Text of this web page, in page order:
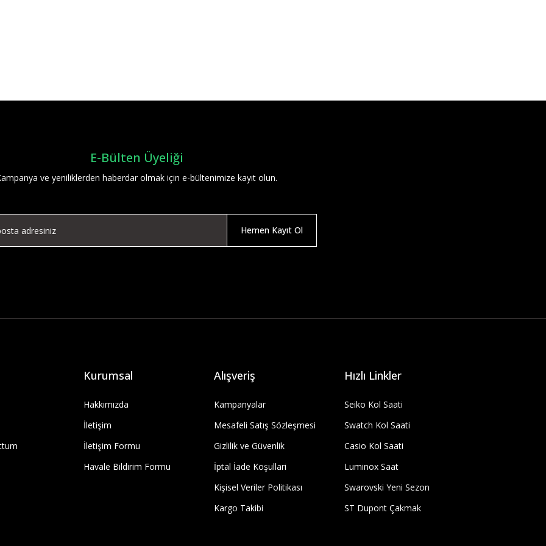
Yorum Yaz
E-Bülten Üyeliği
ve yeniliklerden haberdar olmak için e-bültenimize kayıt olun.
Hemen Kayıt Ol
Kurumsal
Hakkımızda
İletişim
İletişim Formu
Havale Bildirim Formu
Alışveriş
Kampanyalar
Mesafeli Satış Sözleşmesi
Gizlilik ve Güvenlik
İptal İade Koşullari
Kişisel Veriler Politikası
Kargo Takibi
Hızlı Linkler
Seiko Kol Saati
Swatch Kol Saati
Casio Kol Saati
Luminox Saat
Swarovski Yeni Sezon
ST Dupont Çakmak